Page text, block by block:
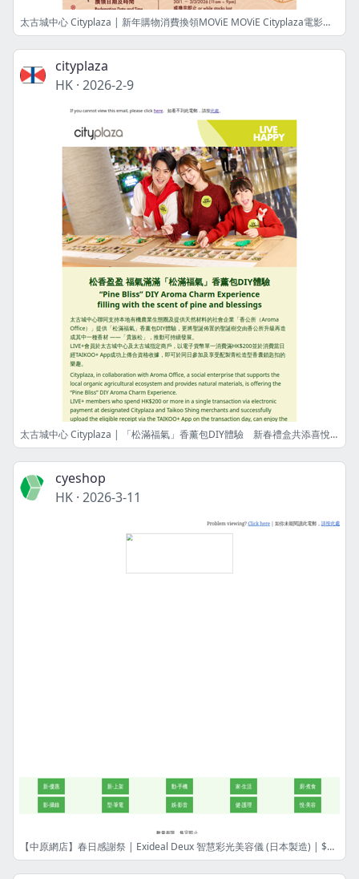
太古城中心 Cityplaza | 新年購物消費換領MOViE MOViE Cityplaza電影贈劵及APITA電子禮劵 Earn MOViE MOViE Cityplaza Complimentary Ticket & APITA e-Voucher with New Year Shopping
cityplaza
HK · 2026-2-9
太古城中心 Cityplaza | 「松滿福氣」香薰包DIY體驗 新春禮盒共添喜悅 "Pine Bliss" DIY Aroma Charm Experience Together with Festive Gifts to Infuse Joy
cyeshop
HK · 2026-3-11
【中原網店】春日感謝祭 | Exideal Deux 智慧彩光美容儀 (日本製造) | $6399 | 限量8件! | 網店限定